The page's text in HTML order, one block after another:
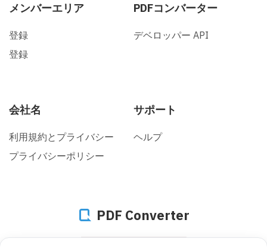
メンバーエリア
登録
登録
PDFコンバーター
デベロッパー API
会社名
利用規約とプライバシー
プライバシーポリシー
サポート
ヘルプ
PDF Converter